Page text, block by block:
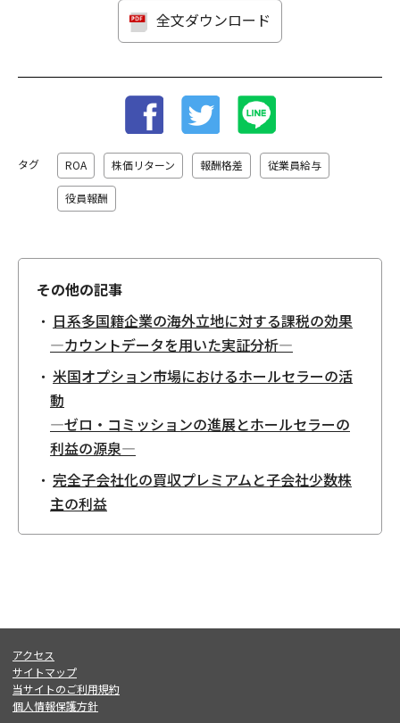
全文ダウンロード
タグ ROA 株価リターン 報酬格差 従業員給与
役員報酬
その他の記事
日系多国籍企業の海外立地に対する課税の効果
—カウントデータを用いた実証分析—
米国オプション市場におけるホールセラーの活
動
—ゼロ・コミッションの進展とホールセラーの
利益の源泉—
完全子会社化の買収プレミアムと子会社少数株
主の利益
アクセス
サイトマップ
当サイトのご利用規約
個人情報保護方針